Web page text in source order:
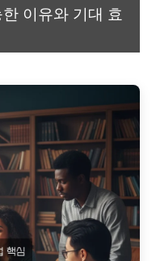
이유와 기대 효